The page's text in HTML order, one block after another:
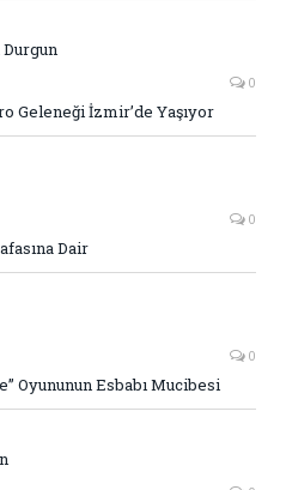
0
Geleneği İzmir’de Yaşıyor
0
Dair
0
Oyununun Esbabı Mucibesi